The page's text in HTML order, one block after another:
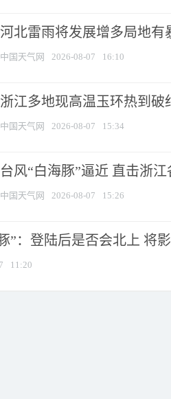
河北雷雨将发展增多局地有
中国天气网 2026-08-07 16:10
浙江多地现高温玉环热到破
中国天气网 2026-08-07 15:34
台风“白海豚”逼近 直击浙
中国天气网 2026-08-07 15:26
”：登陆后是否会北上 将
11:20